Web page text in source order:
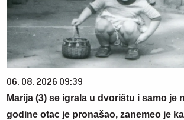
06. 08. 2026 09:39
Marija (3) se igrala u dvorištu i samo je
godine otac je pronašao, zanemeo je